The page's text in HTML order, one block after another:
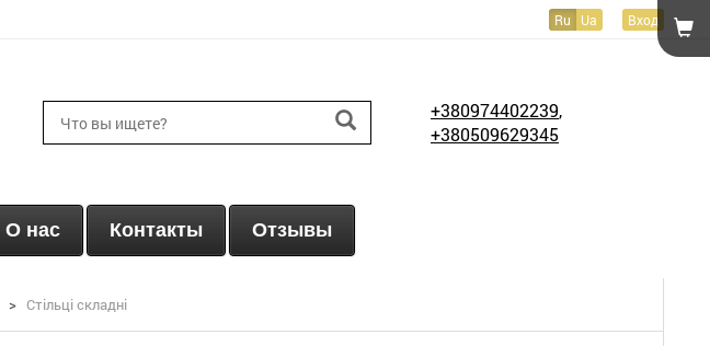
Ru Ua Вход
+380974402239,
+380509629345
О нас Контакты Отзывы
> Стільці складні